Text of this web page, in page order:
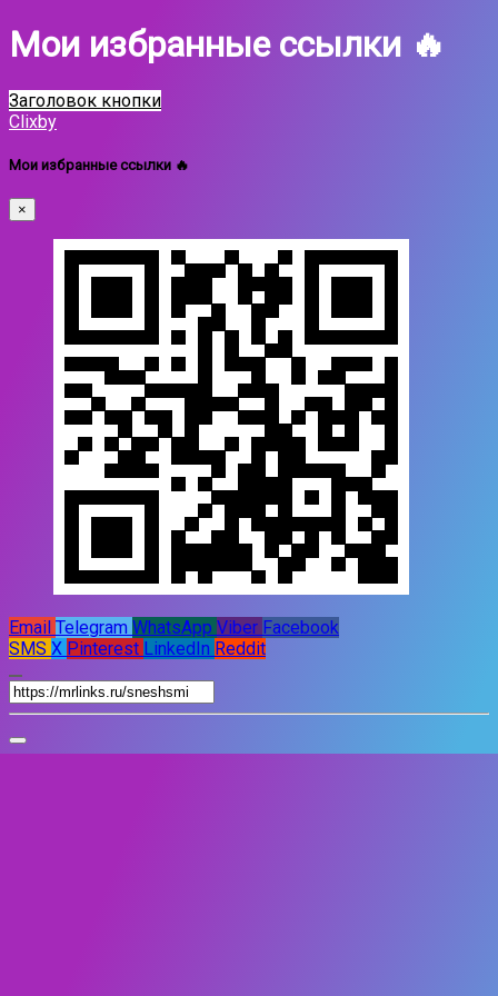
Мои избранные ссылки 🔥
Заголовок кнопки
Clixby
Мои избранные ссылки 🔥
×
Email Telegram WhatsApp Viber Facebook
SMS X Pinterest LinkedIn Reddit